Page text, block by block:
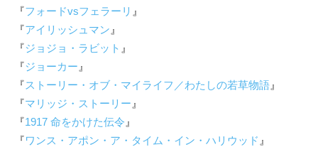
『フォードvsフェラーリ 』
『アイリッシュマン 』
『ジョジョ・ラビット 』
『ジョーカー 』
『ストーリー・オブ・マイライフ／わたしの若草物語 』
『マリッジ・ストーリー 』
『1917 命をかけた伝令 』
『ワンス・アポン・ア・タイム・イン・ハリウッド 』